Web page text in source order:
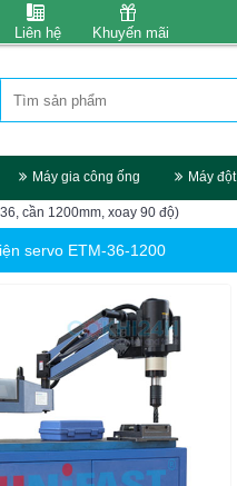
Liên hệ Khuyến mãi
Máy gia công ống Máy đột
cần 1200mm, xoay 90 độ)
servo ETM-36-1200